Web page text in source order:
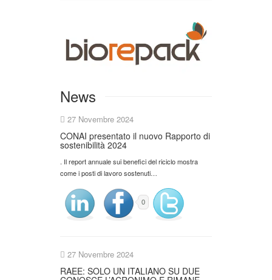
News
27 Novembre 2024
CONAI presentato il nuovo Rapporto di
sostenibilità 2024
. Il report annuale sui benefici del riciclo mostra
come i posti di lavoro sostenuti…
0
27 Novembre 2024
RAEE: SOLO UN ITALIANO SU DUE